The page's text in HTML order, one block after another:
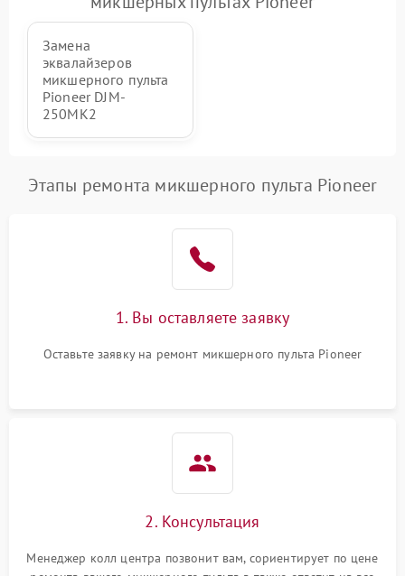
защиты от перегрузок
Неисправность системы
защиты от перегрева
Поломка системы защиты
от перенапряжения
от замыкания
Замена
эквалайзеров
микшерного пульта
Pioneer DJM-
250MK2
Этапы ремонта микшерного пульта Pioneer
1. Вы оставляете заявку
Оставьте заявку на ремонт микшерного пульта Pioneer
2. Консультация
Менеджер колл центра позвонит вам, сориентирует по цене